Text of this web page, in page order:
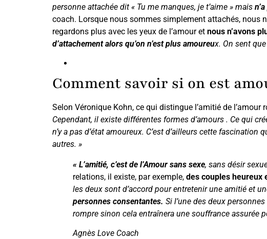
personne attachée dit « Tu me manques, je t’aime » mais
coach. Lorsque nous sommes simplement attachés, nous
regardons plus avec les yeux de l’amour et nous n’avons
d’attachement alors qu’on n’est plus amoureux. On sent
Comment savoir si on est
Selon Véronique Kohn, ce qui distingue l’amitié de l’amour
Cependant, il existe différentes formes d’amours . Ce qui
n’y a pas d’état amoureux. C’est d’ailleurs cette
autres. »
« L’amitié, c’est de l’Amour sans sexe, sans désir
relations, il existe, par exemple, des couples heureux
les deux sont d’accord pour entretenir une amitié et
personnes consentantes. Si l’une des deux
rompre sinon cela entraînera une souffrance assurée
Agnès Love Coach